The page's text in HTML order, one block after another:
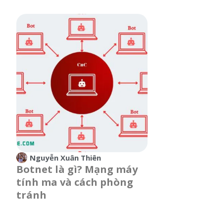
Nguyễn Xuân Thiên
Botnet là gì? Mạng máy
tính ma và cách phòng
tránh